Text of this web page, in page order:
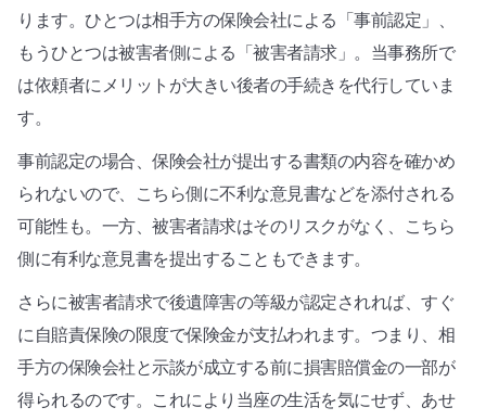
ります。ひとつは相手方の保険会社による「事前認定」、
もうひとつは被害者側による「被害者請求」。当事務所で
は依頼者にメリットが大きい後者の手続きを代行していま
す。
事前認定の場合、保険会社が提出する書類の内容を確かめ
られないので、こちら側に不利な意見書などを添付される
可能性も。一方、被害者請求はそのリスクがなく、こちら
側に有利な意見書を提出することもできます。
さらに被害者請求で後遺障害の等級が認定されれば、すぐ
に自賠責保険の限度で保険金が支払われます。つまり、相
手方の保険会社と示談が成立する前に損害賠償金の一部が
得られるのです。これにより当座の生活を気にせず、あせ